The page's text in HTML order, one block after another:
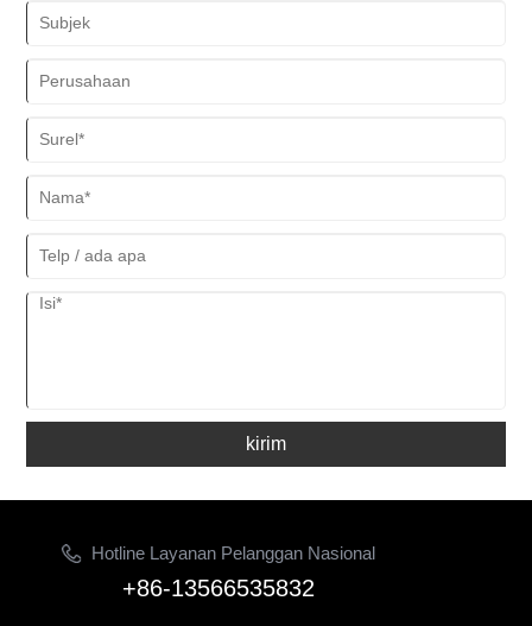
besar melalui terobosan dalam teknologi produksi otomatis.
kirim
Hotline Layanan Pelanggan Nasional
+86-13566535832